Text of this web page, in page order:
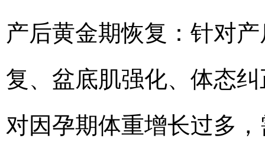
产后黄金期恢复：针对
复、盆底肌强化、体态
对因孕期体重增长过多